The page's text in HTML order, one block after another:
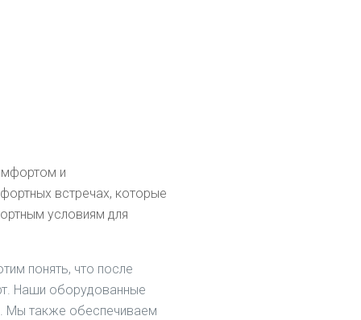
и
встречах, которые
условиям для
понять, что после
Наши оборудованные
Мы также обеспечиваем